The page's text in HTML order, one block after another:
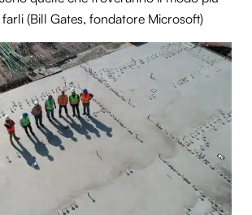
(Bill Gates, fondatore Microsoft)